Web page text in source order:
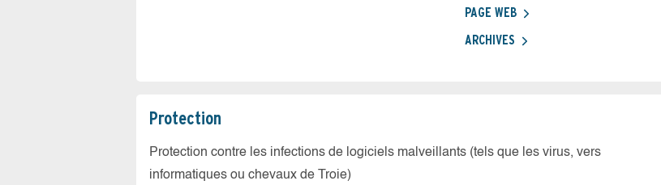
PAGE WEB
ARCHIVES
Protection
Protection contre les infections de logiciels malveillants (tels que les virus, vers
informatiques ou chevaux de Troie)